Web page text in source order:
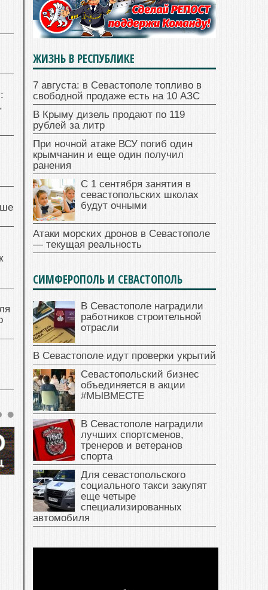
ЖИЗНЬ В РЕСПУБЛИКЕ
7 августа: в Севастополе топливо в
свободной продаже есть на 10 АЗС
В Крыму дизель продают по 119
рублей за литр
При ночной атаке ВСУ погиб один
крымчанин и еще один получил
ранения
С 1 сентября занятия в
севастопольских школах
будут очными
Атаки морских дронов в Севастополе
— текущая реальность
СИМФЕРОПОЛЬ И СЕВАСТОПОЛЬ
В Севастополе наградили
работников строительной
отрасли
В Севастополе идут проверки укрытий
Севастопольский бизнес
объединяется в акции
#МЫВМЕСТЕ
В Севастополе наградили
лучших спортсменов,
тренеров и ветеранов
спорта
Для севастопольского
социального такси закупят
еще четыре
специализированных
автомобиля